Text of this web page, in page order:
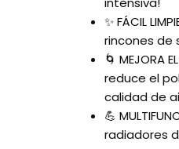
✨ FÁCIL
rincones de
🌀 MEJORA
reduce el
calidad de
💪
radiadores